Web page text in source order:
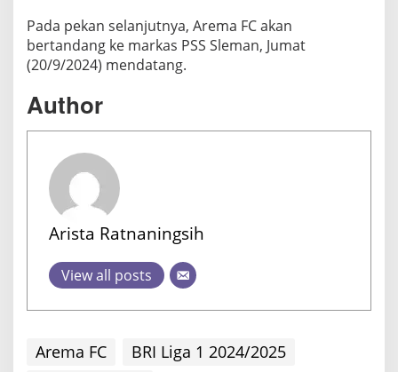
Pada pekan selanjutnya, Arema FC akan
bertandang ke markas PSS Sleman, Jumat
(20/9/2024) mendatang.
Author
Arista Ratnaningsih
View all posts
Arema FC
BRI Liga 1 2024/2025